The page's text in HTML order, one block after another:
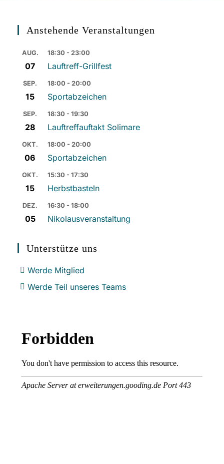
Anstehende Veranstaltungen
AUG.
07
18:30 - 23:00
Lauftreff-Grillfest
SEP.
15
18:00 - 20:00
Sportabzeichen
SEP.
28
18:30 - 19:30
Lauftreffauftakt Solimare
OKT.
06
18:00 - 20:00
Sportabzeichen
OKT.
15
15:30 - 17:30
Herbstbasteln
DEZ.
05
16:30 - 18:00
Nikolausveranstaltung
Unterstütze uns
Werde Mitglied
Werde Teil unseres Teams